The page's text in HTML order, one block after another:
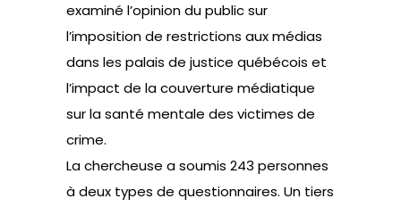
examiné l’opinion du public sur
l’imposition de restrictions aux médias
dans les palais de justice québécois et
l’impact de la couverture médiatique
sur la santé mentale des victimes de
crime.
La chercheuse a soumis 243 personnes
à deux types de questionnaires. Un tiers